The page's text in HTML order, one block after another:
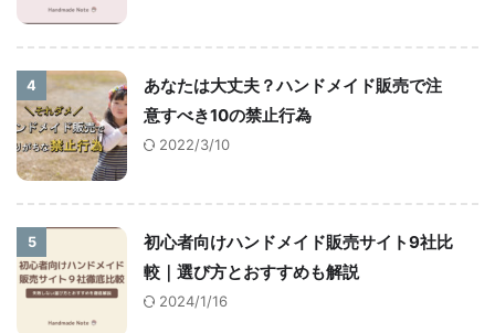
4
あなたは大丈夫？ハンドメイド販売で注
意すべき10の禁止行為
2022/3/10
5
初心者向けハンドメイド販売サイト9社比
較｜選び方とおすすめも解説
2024/1/16